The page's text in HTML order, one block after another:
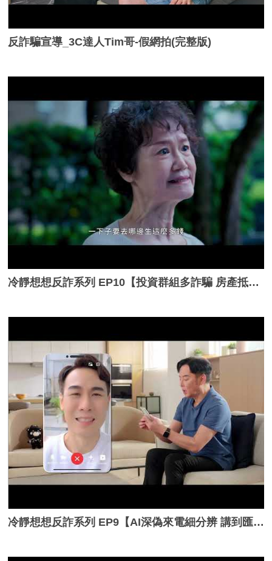
反詐騙宣導_3C達人Tim哥-假網拍(完整版)
冷靜想想反詐系列 EP10【投資群組多詐騙 房產抵押別大意】_完整版
冷靜想想反詐系列 EP9【AI深偽來電細分辨 講到匯款查證先】_完整版